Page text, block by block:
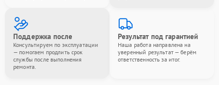
Поддержка после
Консультируем по эксплуатации
— помогаем продлить срок
службы после выполнения
ремонта.
Результат под гарантией
Наша работа направлена на
уверенный результат — берём
ответственность за итог.